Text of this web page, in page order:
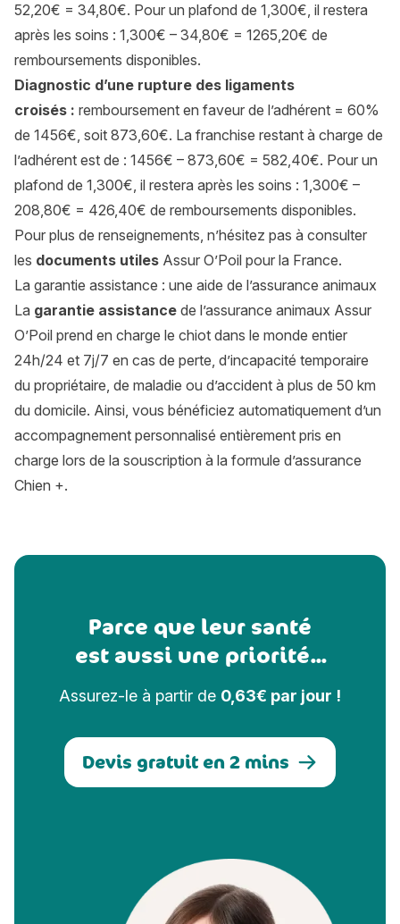
52,20€ = 34,80€. Pour un plafond de 1,300€, il restera
après les soins : 1,300€ – 34,80€ = 1265,20€ de
remboursements disponibles.
Diagnostic d’une rupture des ligaments
croisés : remboursement en faveur de l’adhérent = 60%
de 1456€, soit 873,60€. La franchise restant à charge de
l’adhérent est de : 1456€ – 873,60€ = 582,40€. Pour un
plafond de 1,300€, il restera après les soins : 1,300€ –
208,80€ = 426,40€ de remboursements disponibles.
Pour plus de renseignements, n’hésitez pas à consulter
les documents utiles Assur O’Poil pour la France.
La garantie assistance : une aide de l’assurance animaux
La garantie assistance de l’assurance animaux Assur
O’Poil prend en charge le chiot dans le monde entier
24h/24 et 7j/7 en cas de perte, d’incapacité temporaire
du propriétaire, de maladie ou d’accident à plus de 50 km
du domicile. Ainsi, vous bénéficiez automatiquement d’un
accompagnement personnalisé entièrement pris en
charge lors de la souscription à la formule d’assurance
Chien +.
Parce que leur santé
est aussi une priorité...
Assurez-le à partir de 0,63€ par jour !
Devis gratuit en 2 mins